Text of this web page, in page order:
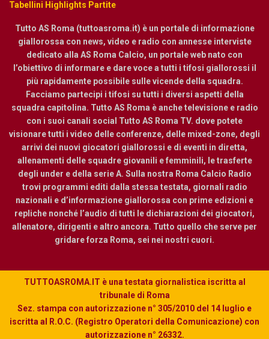
Tabellini Highlights Partite
Tutto AS Roma (tuttoasroma.it) è un portale di informazione
giallorossa con news, video e radio con annesse interviste
dedicato alla AS Roma Calcio, un portale web nato con
l’obiettivo di informare e dare voce a tutti i tifosi giallorossi il
più rapidamente possibile sulle vicende della squadra.
Facciamo partecipi i tifosi su tutti i diversi aspetti della
squadra capitolina. Tutto AS Roma è anche televisione e radio
con i suoi canali social Tutto AS Roma TV. dove potete
visionare tutti i video delle conferenze, delle mixed-zone, degli
arrivi dei nuovi giocatori giallorossi e di eventi in diretta,
allenamenti delle squadre giovanili e femminili, le trasferte
degli under e della serie A. Sulla nostra Roma Calcio Radio
trovi programmi editi dalla stessa testata, giornali radio
nazionali e d’informazione giallorossa con prime edizioni e
repliche nonché l’audio di tutti le dichiarazioni dei giocatori,
allenatore, dirigenti e altro ancora. Tutto quello che serve per
gridare forza Roma, sei nei nostri cuori.
TUTTOASROMA.IT è una testata giornalistica iscritta al
tribunale di Roma
Sez. stampa con autorizzazione n° 305/2010 del 14 luglio e
iscritta al R.O.C. (Registro Operatori della Comunicazione) con
autorizzazione n° 26332.